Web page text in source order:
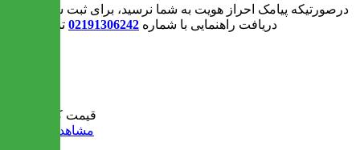
درصورتیکه پیامک احراز هویت به شما نرسید، برای ثبت سفارش و یا
دریافت راهنمایی با شماره 02191306242 تماس بگیرید
قیمت کل:
مشاهده سبد خرید